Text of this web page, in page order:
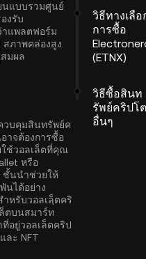
นแบบรวมศูนย์
งรับ
าแพลตฟอร์ม
ภาพคล่องสูง
มผล
วบคุมสินทรัพย์ค
าจต้องการซื้อ
ใช้วอลเล็ตที่คุณ
หรือ
ชั้นนำช่วยให้
นได้อย่าง
หรับวอลเลฺ็ตคริ
ตบนสมาร์ท
อยู่วอลเล็ตคริป
ละ NFT
วิธีทางเลือ
การซื้อ
(ETNX)
วิธีซื้อสินท
รัพย์คริปโต
อื่นๆ